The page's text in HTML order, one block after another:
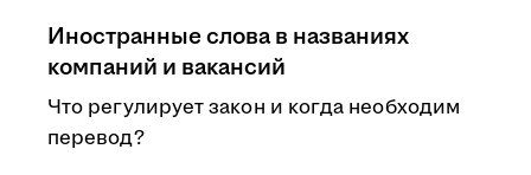
Иностранные слова в названиях
компаний и вакансий
Что регулирует закон и когда необходим
перевод?